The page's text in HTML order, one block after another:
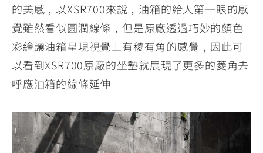
的美感，以XSR700來說，油箱的給人第一眼的感
覺雖然看似圓潤線條，但是原廠透過巧妙的顏色
彩繪讓油箱呈現視覺上有稜有角的感覺，因此可
以看到XSR700原廠的坐墊就展現了更多的菱角去
呼應油箱的線條延伸